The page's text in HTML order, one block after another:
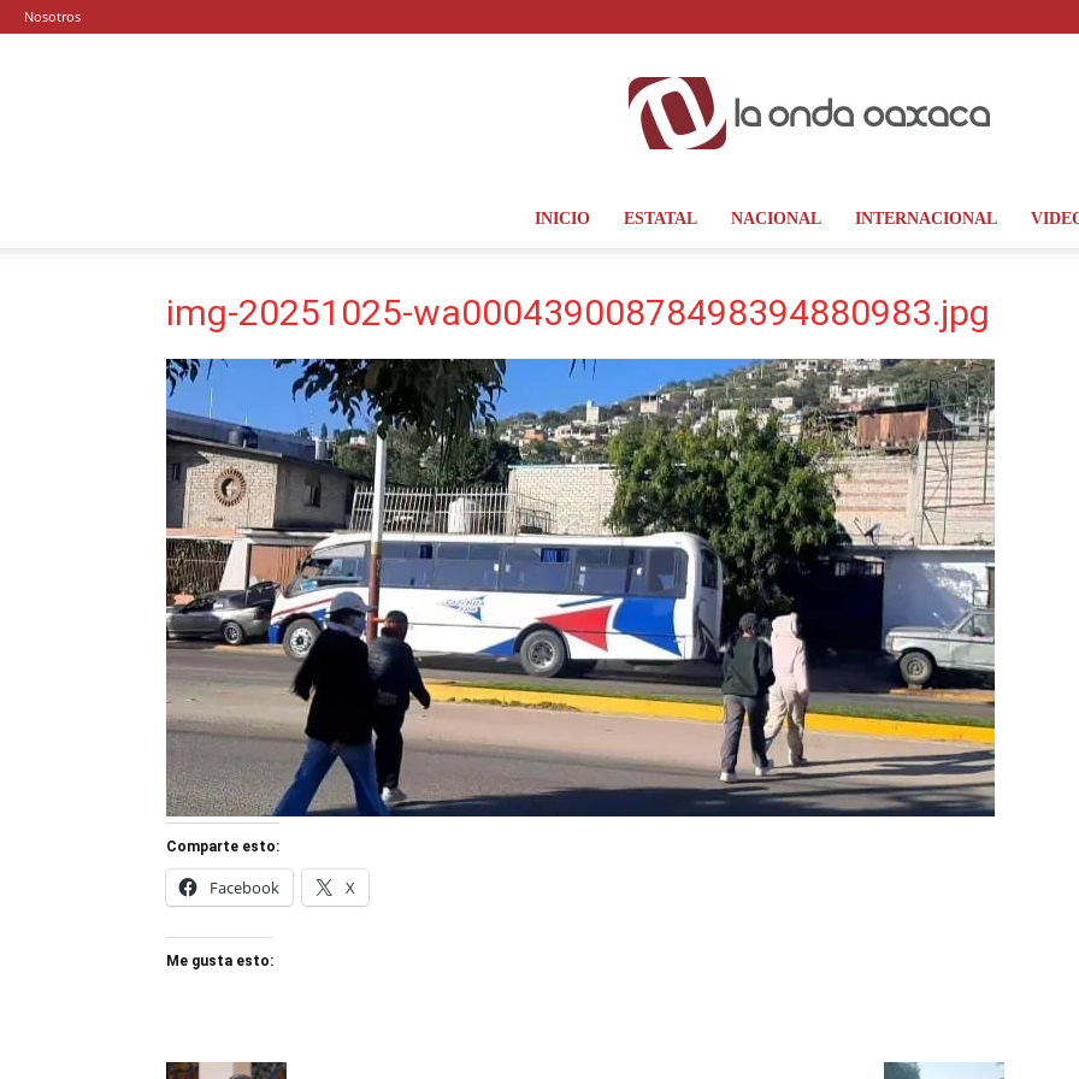
Nosotros
La
Onda
Oaxaca
INICIO ESTATAL NACIONAL INTERNACIONAL
img-20251025-wa00043900878498394880983.jpg
Comparte esto:
Facebook X
Me gusta esto: